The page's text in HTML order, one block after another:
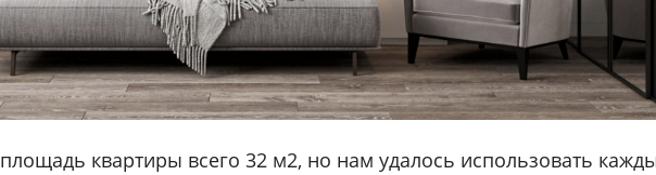
площадь квартиры всего 32 м2, но нам удалось использовать